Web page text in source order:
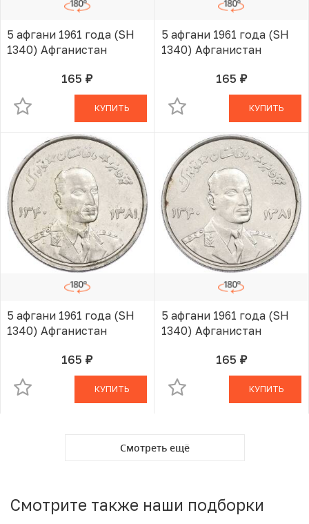
5 афгани 1961 года (SH
1340) Афганистан
165 руб.В КОРЗИНЕ
КУПИТЬ
5 афгани 1961 года (SH
1340) Афганистан
165 руб.В КОРЗИНЕ
КУПИТЬ
5 афгани 1961 года (SH
1340) Афганистан
165 руб.В КОРЗИНЕ
КУПИТЬ
5 афгани 1961 года (SH
1340) Афганистан
165 руб.В КОРЗИНЕ
КУПИТЬ
Смотреть ещё
Смотрите также наши подборки